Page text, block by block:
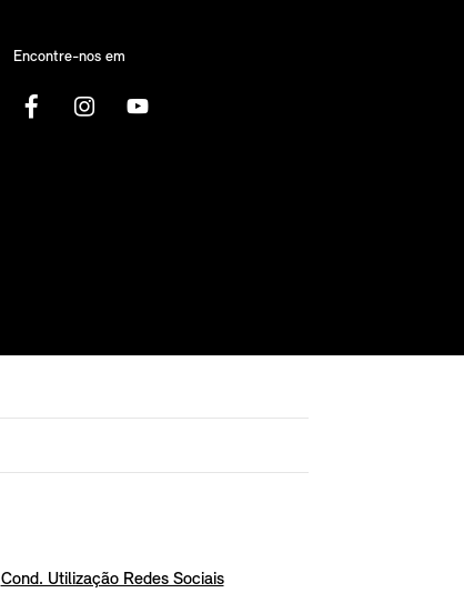
Encontre-nos em
Cond. Utilização Redes Sociais